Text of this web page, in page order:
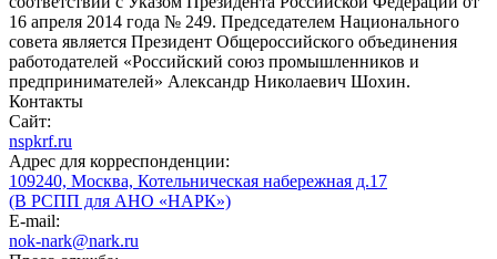
16 апреля 2014 года № 249. Председателем Национального
совета является Президент Общероссийского объединения
работодателей «Российский союз промышленников и
предпринимателей» Александр Николаевич Шохин.
Контакты
Сайт:
nspkrf.ru
Адрес для корреспонденции:
109240, Москва, Котельническая набережная д.17
(В РСПП для АНО «НАРК»)
E-mail:
nok-nark@nark.ru